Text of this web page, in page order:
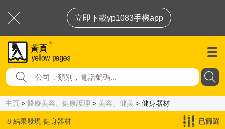
立即下載yp1083手機app
主頁 > 醫療美容、健康護理 > 美容、健美 > 健身器材
8 結果發現 健身器材 已篩選